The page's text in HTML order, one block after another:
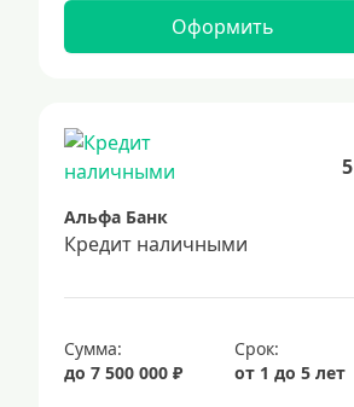
Оформить
5
Альфа Банк
Кредит наличными
Сумма:
до 7 500 000 ₽
Срок:
от 1 до 5 лет